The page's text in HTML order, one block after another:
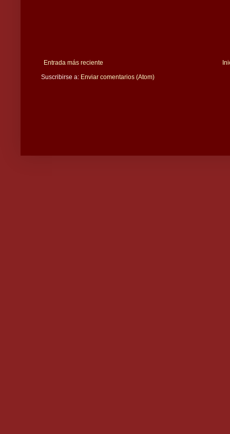
Entrada más reciente
Suscribirse a: Enviar comentarios (Atom)